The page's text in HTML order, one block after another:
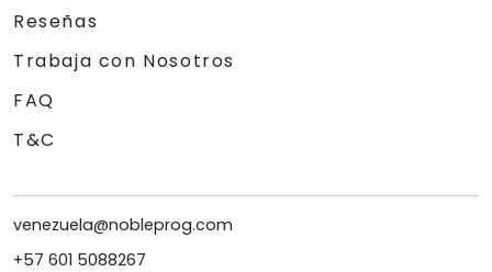
Reseñas
Trabaja con Nosotros
FAQ
T&C
venezuela@nobleprog.com
+57 601 5088267